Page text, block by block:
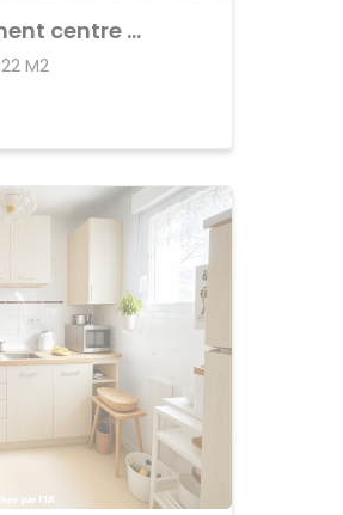
Achat Appartement centre ville
22 M2